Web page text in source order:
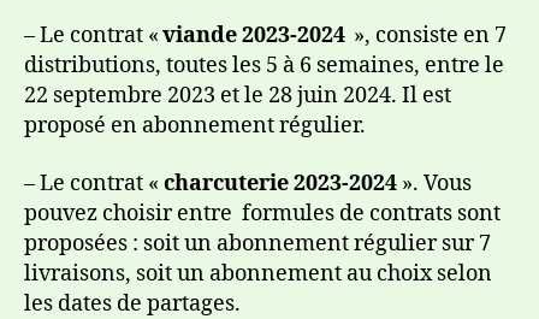
– Le contrat «viande 2023-2024 », consiste en 7
distributions, toutes les 5 à 6 semaines, entre le
22 septembre 2023 et le 28 juin 2024. Il est
proposé en abonnement régulier.
– Le contrat « charcuterie 2023-2024 ». Vous
pouvez choisir entre formules de contrats sont
proposées : soit un abonnement régulier sur 7
livraisons, soit un abonnement au choix selon
les dates de partages.